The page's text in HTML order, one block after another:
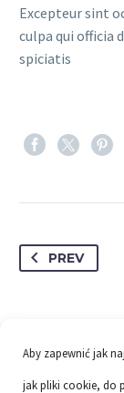
Aby zapewnić jak
jak pliki cookie, do
Excepteur sint
culpa qui officia
spiciatis
PREV